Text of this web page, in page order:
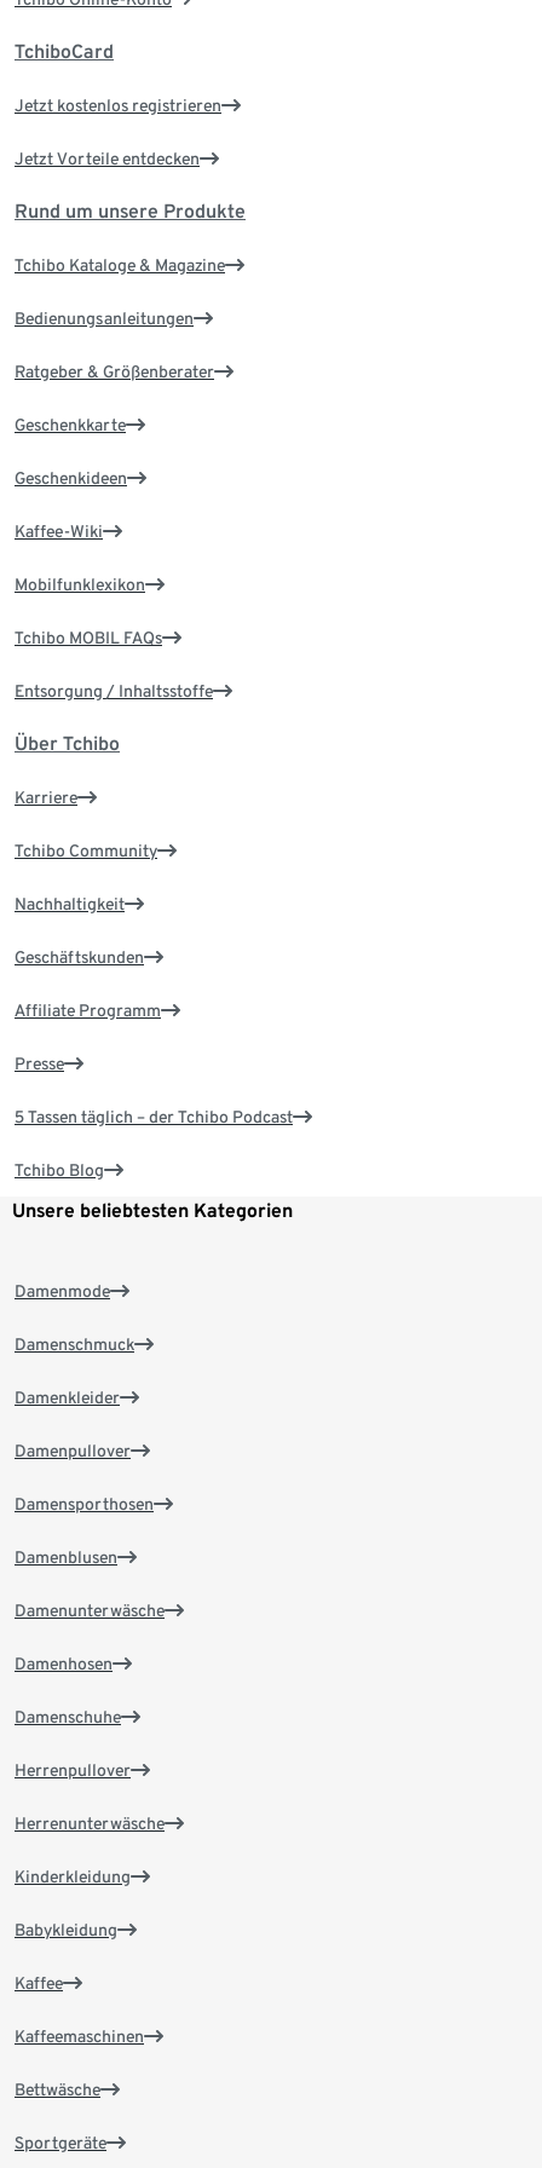
TchiboCard
Jetzt kostenlos registrieren
Jetzt Vorteile entdecken
Rund um unsere Produkte
Tchibo Kataloge & Magazine
Bedienungsanleitungen
Ratgeber & Größenberater
Geschenkkarte
Geschenkideen
Kaffee-Wiki
Mobilfunklexikon
Tchibo MOBIL FAQs
Entsorgung / Inhaltsstoffe
Über Tchibo
Karriere
Tchibo Community
Nachhaltigkeit
Geschäftskunden
Affiliate Programm
Presse
5 Tassen täglich – der Tchibo Podcast
Tchibo Blog
Unsere beliebtesten Kategorien
Damenmode
Damenschmuck
Damenkleider
Damenpullover
Damensporthosen
Damenblusen
Damenunterwäsche
Damenhosen
Damenschuhe
Herrenpullover
Herrenunterwäsche
Kinderkleidung
Babykleidung
Kaffee
Kaffeemaschinen
Bettwäsche
Sportgeräte